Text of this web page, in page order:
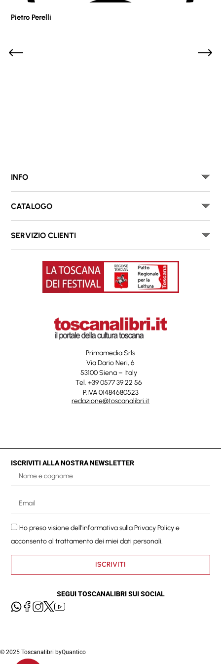
Pietro Perelli
INFO
CATALOGO
SERVIZIO CLIENTI
Primamedia Srls
Via Dario Neri, 6
53100 Siena – Italy
Tel. +39 0577 39 22 56
P.IVA 01484680523
redazione@toscanalibri.it
ISCRIVITI ALLA NOSTRA NEWSLETTER
Ho preso visione dell'informativa sullaPrivacy Policye
acconsento al trattamento dei miei dati personali.
ISCRIVITI
SEGUI TOSCANALIBRI SUI SOCIAL
© 2025 Toscanalibri byQuantico